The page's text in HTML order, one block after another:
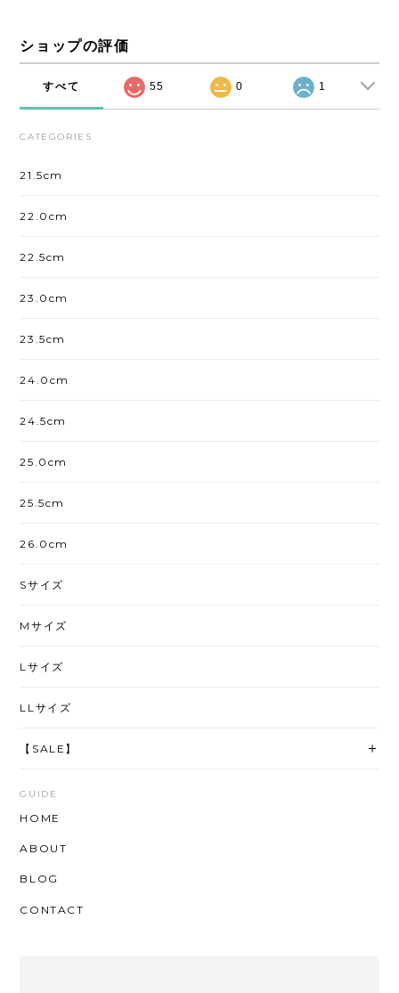
ショップの評価
すべて 55 0 1
CATEGORIES
21.5cm
22.0cm
22.5cm
23.0cm
23.5cm
24.0cm
24.5cm
25.0cm
25.5cm
26.0cm
Sサイズ
Mサイズ
Lサイズ
LLサイズ
【SALE】
GUIDE
HOME
ABOUT
BLOG
CONTACT